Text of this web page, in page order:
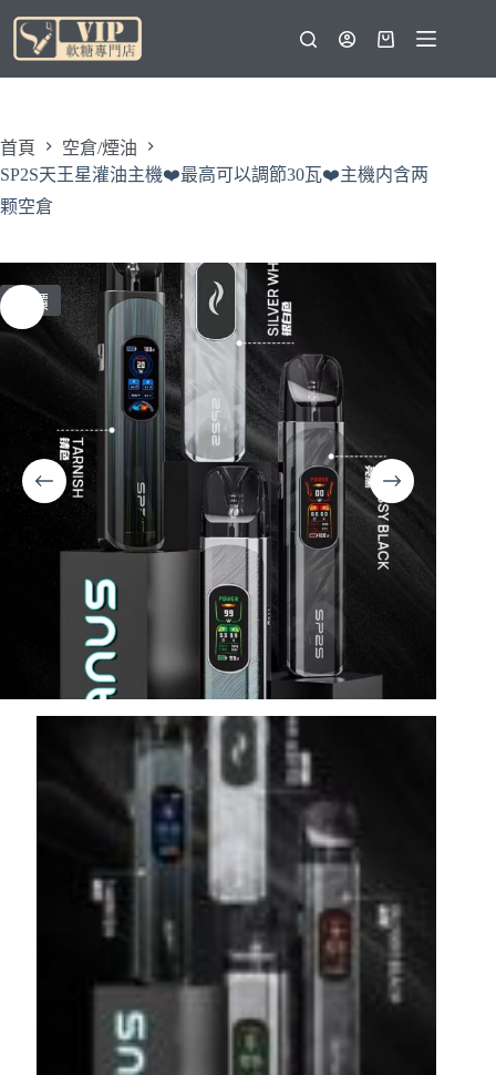
跳
容
購
物
首頁
空倉/煙油
SP2S天王星灌油主機❤️‍最高可以調節30瓦❤️‍主機内含两
颗空倉
特價